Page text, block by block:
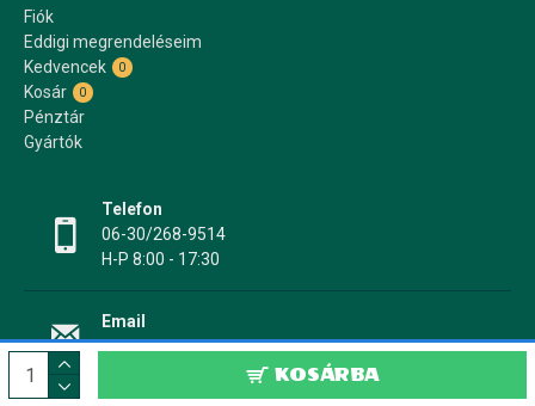
KOSÁRBA
Fiók
Eddigi megrendeléseim
Kedvencek
0
Kosár 0
Pénztár
Gyártók
Telefon
06-30/268-9514
H-P 8:00 - 17:30
Email
info@papir17.hu